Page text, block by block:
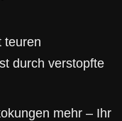
teuren
durch verstopfte
mehr – Ihr